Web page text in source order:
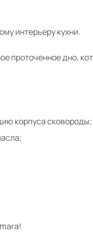
интерьеру кухни.
проточенное дно,
корпуса сковороды;